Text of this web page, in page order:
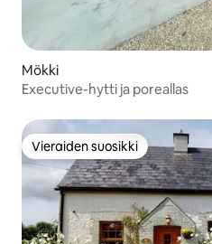
Mökki
Executive-hytti ja poreallas
Vieraiden suosikki
Vieraiden suosikki